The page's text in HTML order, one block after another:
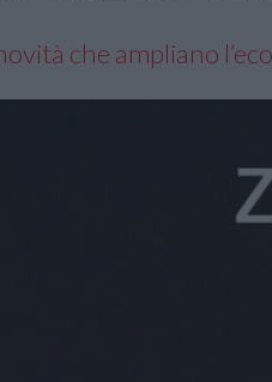
che ampliano